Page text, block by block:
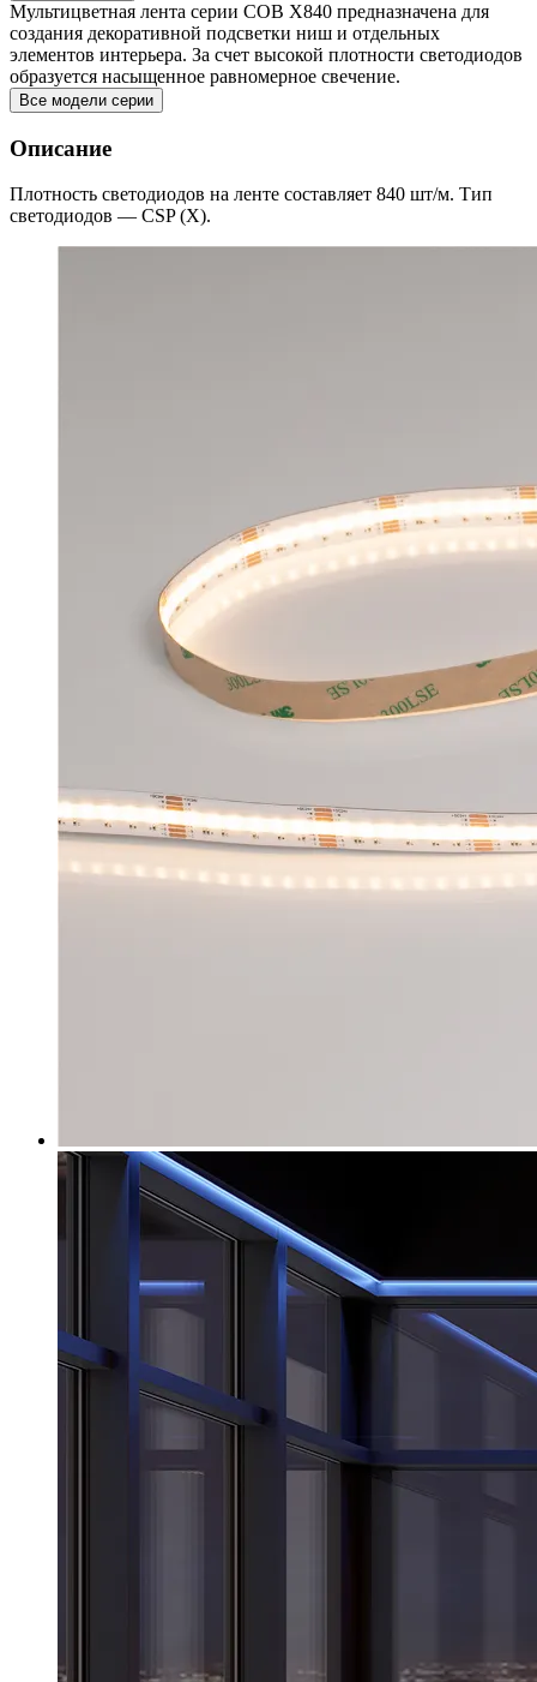
Мультицветная лента серии COB X840 предназначена для
создания декоративной подсветки ниш и отдельных
элементов интерьера. За счет высокой плотности светодиодов
образуется насыщенное равномерное свечение.
Все модели серии
Описание
Плотность светодиодов на ленте составляет 840 шт/м. Тип
светодиодов — CSP (X).